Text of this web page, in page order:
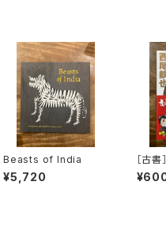
Beasts of India
¥5,720
［古
新